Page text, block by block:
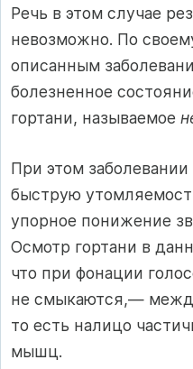
Речь в этом случае
невозможно. По
описанным
болезненное
гортани, называемое
При этом
быструю
упорное понижение
Осмотр гортани в
что при фонации
не смыкаются,—
то есть налицо
мышц.